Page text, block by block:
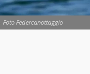
Foto Federcanottaggio